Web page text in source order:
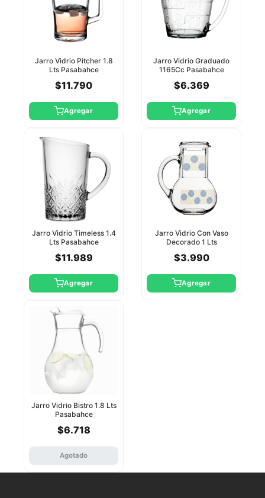
Jarro Vidrio Pitcher 1.8
Lts Pasabahce
$11.790
Agregar
Jarro Vidrio Graduado
1165Cc Pasabahce
$6.369
Agregar
Jarro Vidrio Timeless 1.4
Lts Pasabahce
$11.989
Agregar
Jarro Vidrio Con Vaso
Decorado 1 Lts
$3.990
Agregar
Jarro Vidrio Bistro 1.8 Lts
Pasabahce
$6.718
Agotado